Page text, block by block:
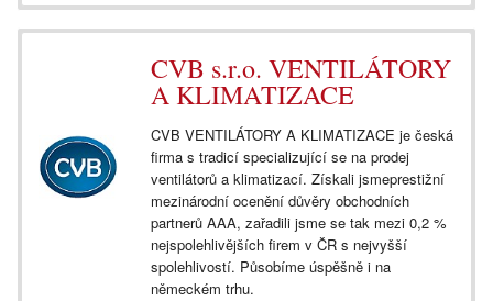
CVB s.r.o. VENTILÁTORY
A KLIMATIZACE
CVB VENTILÁTORY A KLIMATIZACE je česká
firma s tradicí specializující se na prodej
ventilátorů a klimatizací. Získali jsmeprestižní
mezinárodní ocenění důvěry obchodních
partnerů AAA, zařadili jsme se tak mezi 0,2 %
nejspolehlivějších firem v ČR s nejvyšší
spolehlivostí. Působíme úspěšně i na
německém trhu.